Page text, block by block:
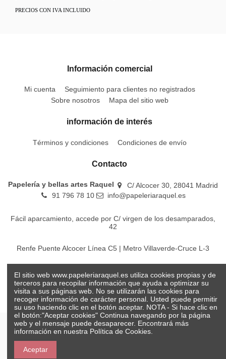
PRECIOS CON IVA INCLUIDO
Información comercial
Mi cuenta
Seguimiento para clientes no registrados
Sobre nosotros
Mapa del sitio web
información de interés
Términos y condiciones Condiciones de envío
Contacto
Papelería y bellas artes Raquel
C/ Alcocer 30, 28041 Madrid
91 796 78 10
info@papeleriaraquel.es
Fácil aparcamiento, accede por C/ virgen de los desamparados,
42
Renfe Puente Alcocer Línea C5 | Metro Villaverde-Cruce L-3
El sitio web www.papeleriaraquel.es utiliza cookies propias y de
terceros para recopilar información que ayuda a optimizar su
visita a sus páginas web. No se utilizarán las cookies para
recoger información de carácter personal. Usted puede permitir
su uso haciendo clic en el botón aceptar. NOTA - Si hace clic en
el botón:"Aceptar cookies" Continua navegando por la página
web y el mensaje puede desaparecer. Encontrará más
información en nuestra Política de Cookies.
Aceptar